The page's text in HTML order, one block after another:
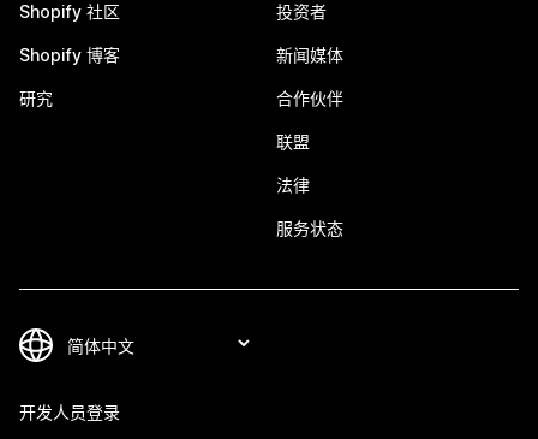
Shopify 社区
Shopify 博客
研究
投资者
新闻媒体
合作伙伴
联盟
法律
服务状态
开发人员登录